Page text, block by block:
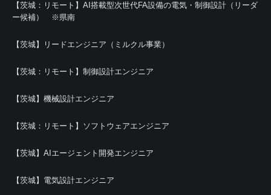
【茨城：リモート】AI搭載型次世代FA設備の電気・制御設計（リーダ
ー候補） ※県南
【茨城】リードエンジニア（ミルクル事業）
【茨城：リモート】制御設計エンジニア
【茨城】機械設計エンジニア
【茨城：リモート】ソフトウェアエンジニア
【茨城】AIエージェント開発エンジニア
【茨城】電気設計エンジニア